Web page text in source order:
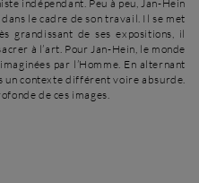
indépendant. Peu à peu, Jan-Hein
le cadre de son travail. Il se met
grandissant de ses expositions, il
à l’art. Pour Jan-Hein, le monde
par l’Homme. En alternant
un contexte différent voire absurde.
de ces images.